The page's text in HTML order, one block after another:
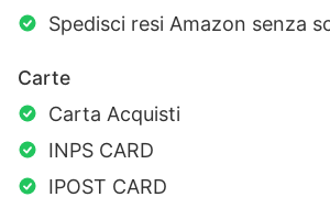
Spedisci resi Amazon senza
Carte
Carta Acquisti
INPS CARD
IPOST CARD